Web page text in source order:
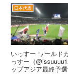
日本代表
いっすー ワールドカップ
っすー（@issuuuu12）です。 今回はサッ
ップアジア最終予